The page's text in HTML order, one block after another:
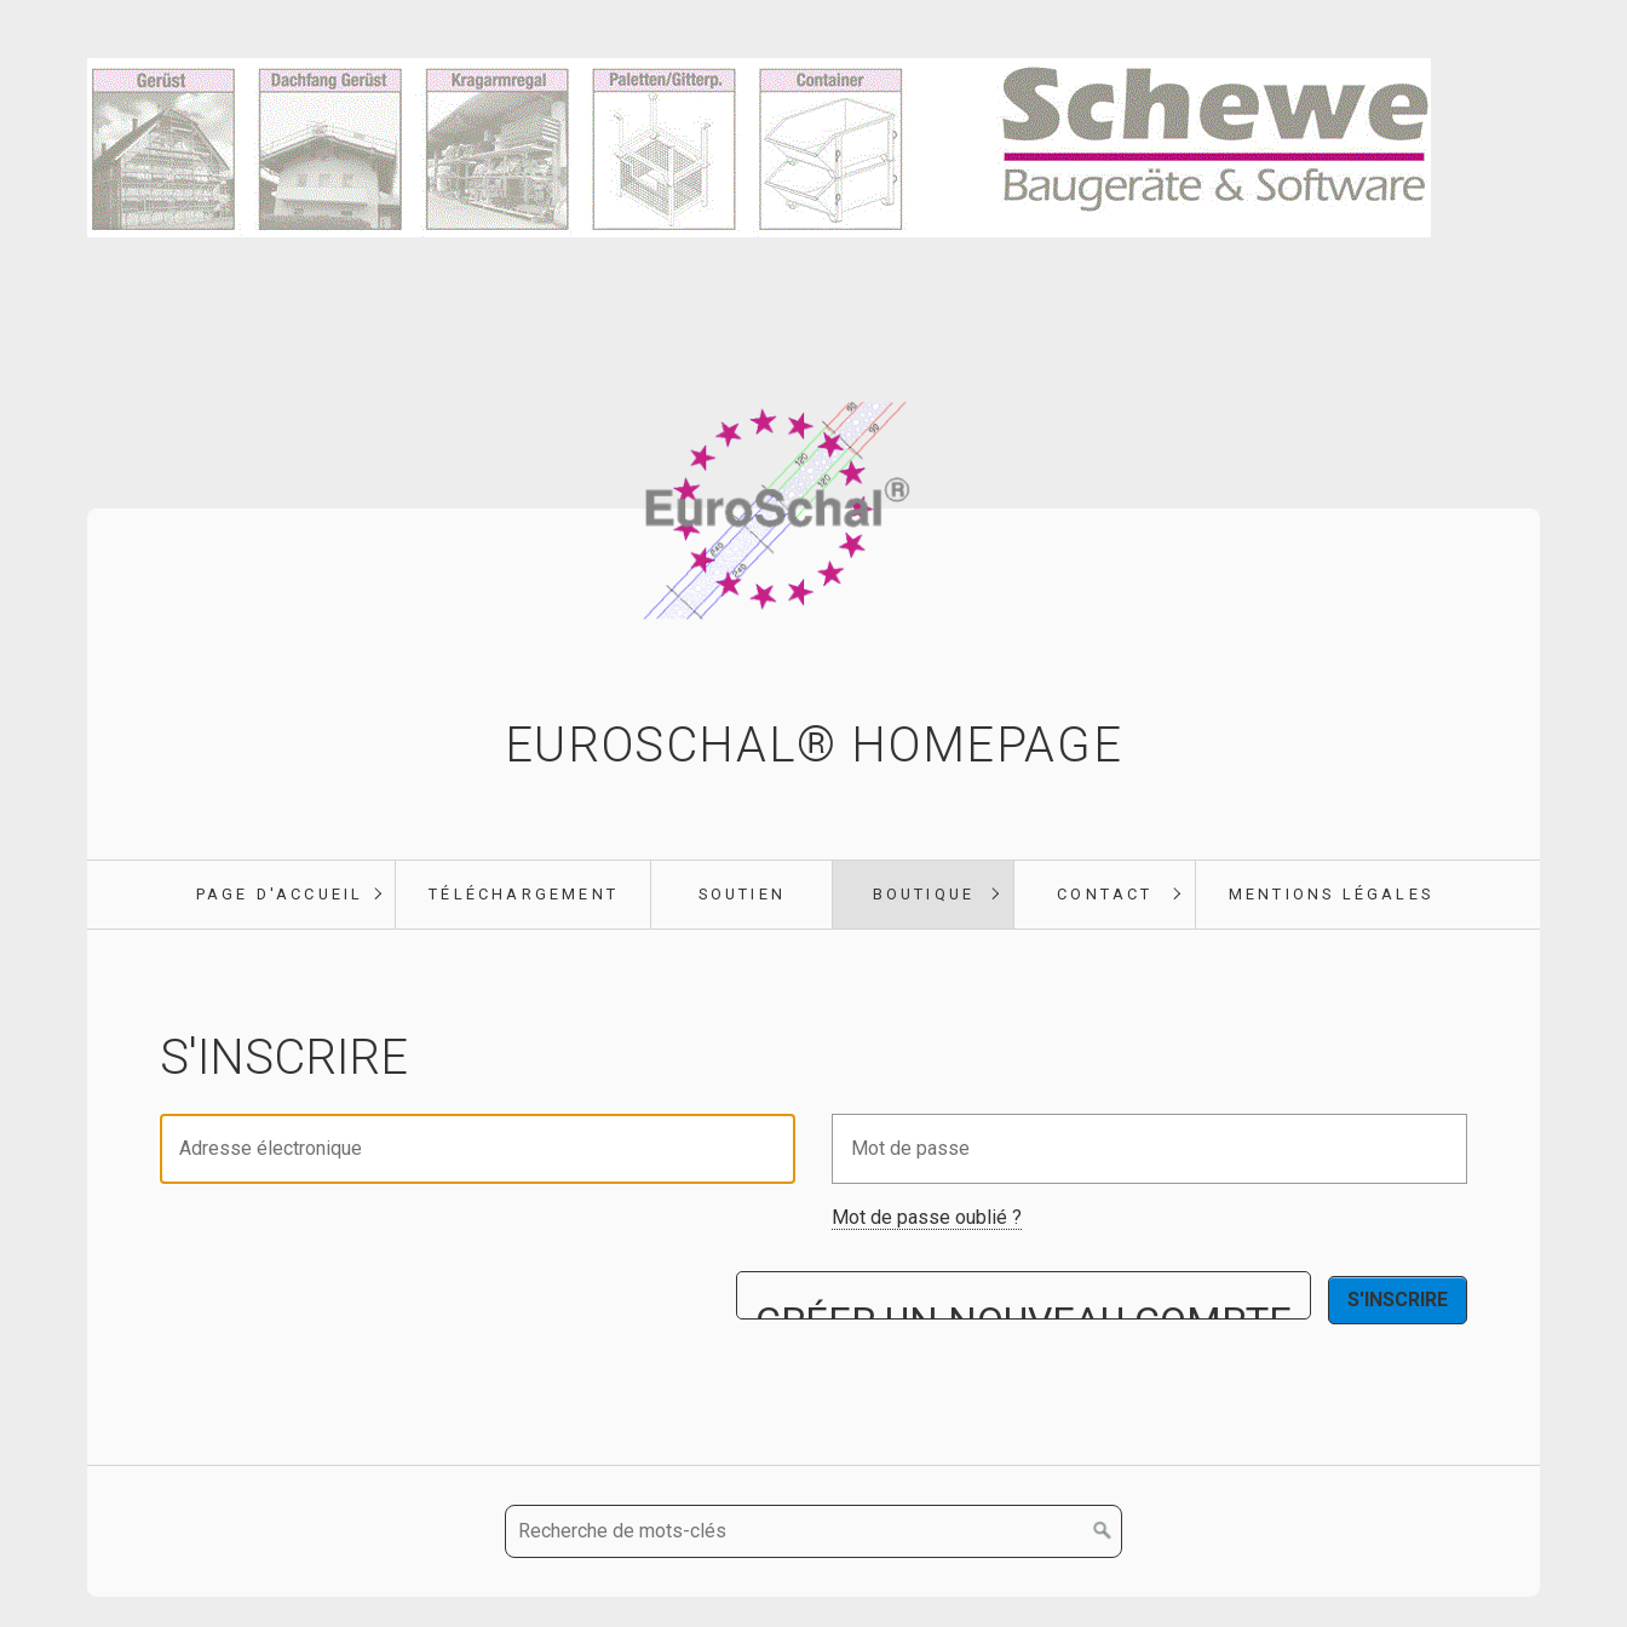
EUROSCHAL® HOMEPAGE
PAGE D'ACCUEIL TÉLÉCHARGEMENT SOUTIEN BOUTIQUE CONTACT MENTIONS LÉGALES
S'INSCRIRE
Mot de passe oublié ?
CRÉER UN NOUVEAU COMPTE